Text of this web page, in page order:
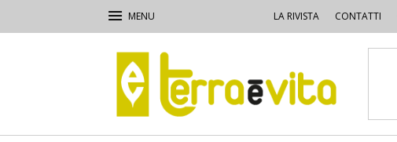
LA RIVISTA CONTATTI
Terra
e
Vita